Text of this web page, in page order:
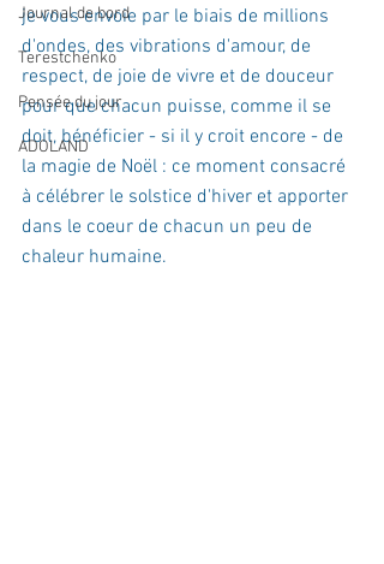
Journal de bord
Terestchenko
Pensée du jour
ADOLAND
je vous envoie par le biais de millions
d'ondes, des vibrations d'amour, de
respect, de joie de vivre et de douceur
pour que chacun puisse, comme il se
doit, bénéficier - si il y croit encore - de
la magie de Noël : ce moment consacré
à célébrer le solstice d'hiver et apporter
dans le coeur de chacun un peu de
chaleur humaine.